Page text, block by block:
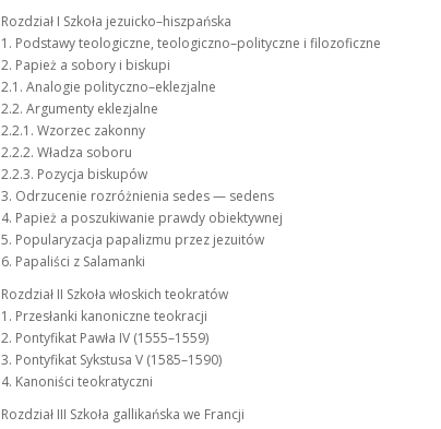
Rozdział I Szkoła jezuicko–hiszpańska
1. Podstawy teologiczne, teologiczno–polityczne i filozoficzne
2. Papież a sobory i biskupi
2.1. Analogie polityczno–eklezjalne
2.2. Argumenty eklezjalne
2.2.1. Wzorzec zakonny
2.2.2. Władza soboru
2.2.3. Pozycja biskupów
3. Odrzucenie rozróżnienia sedes — sedens
4. Papież a poszukiwanie prawdy obiektywnej
5. Popularyzacja papalizmu przez jezuitów
6. Papaliści z Salamanki
Rozdział II Szkoła włoskich teokratów
1. Przesłanki kanoniczne teokracji
2. Pontyfikat Pawła IV (1555–1559)
3. Pontyfikat Sykstusa V (1585–1590)
4. Kanoniści teokratyczni
Rozdział III Szkoła gallikańska we Francji